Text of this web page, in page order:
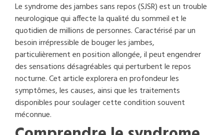
Le syndrome des jambes sans repos (SJSR) est un trouble
neurologique qui affecte la qualité du sommeil et le
quotidien de millions de personnes. Caractérisé par un
besoin irrépressible de bouger les jambes,
particulièrement en position allongée, il peut engendrer
des sensations désagréables qui perturbent le repos
nocturne. Cet article explorera en profondeur les
symptômes, les causes, ainsi que les traitements
disponibles pour soulager cette condition souvent
méconnue.